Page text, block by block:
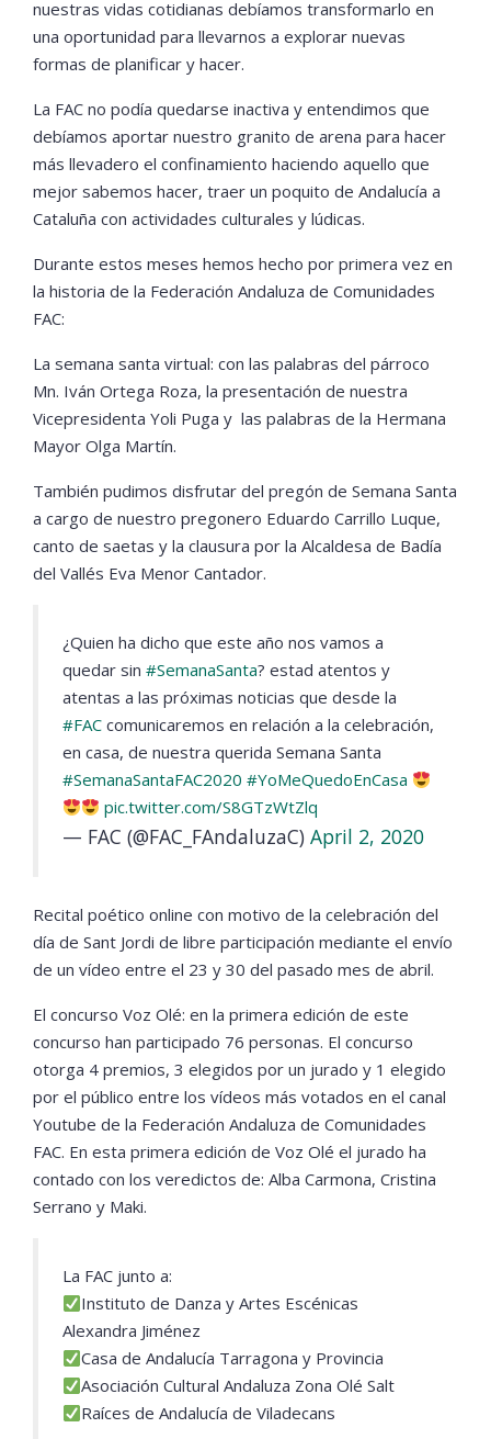
nuestras vidas cotidianas debíamos transformarlo en
una oportunidad para llevarnos a explorar nuevas
formas de planificar y hacer.
La FAC no podía quedarse inactiva y entendimos que
debíamos aportar nuestro granito de arena para hacer
más llevadero el confinamiento haciendo aquello que
mejor sabemos hacer, traer un poquito de Andalucía a
Cataluña con actividades culturales y lúdicas.
Durante estos meses hemos hecho por primera vez en
la historia de la Federación Andaluza de Comunidades
FAC:
La semana santa virtual: con las palabras del párroco
Mn. Iván Ortega Roza, la presentación de nuestra
Vicepresidenta Yoli Puga y las palabras de la Hermana
Mayor Olga Martín.
También pudimos disfrutar del pregón de Semana Santa
a cargo de nuestro pregonero Eduardo Carrillo Luque,
canto de saetas y la clausura por la Alcaldesa de Badía
del Vallés Eva Menor Cantador.
¿Quien ha dicho que este año nos vamos a
quedar sin #SemanaSanta? estad atentos y
atentas a las próximas noticias que desde la
#FAC comunicaremos en relación a la celebración,
en casa, de nuestra querida Semana Santa
#SemanaSantaFAC2020 #YoMeQuedoEnCasa
pic.twitter.com/S8GTzWtZlq
— FAC (@FAC_FAndaluzaC) April 2, 2020
Recital poético online con motivo de la celebración del
día de Sant Jordi de libre participación mediante el envío
de un vídeo entre el 23 y 30 del pasado mes de abril.
El concurso Voz Olé: en la primera edición de este
concurso han participado 76 personas. El concurso
otorga 4 premios, 3 elegidos por un jurado y 1 elegido
por el público entre los vídeos más votados en el canal
Youtube de la Federación Andaluza de Comunidades
FAC. En esta primera edición de Voz Olé el jurado ha
contado con los veredictos de: Alba Carmona, Cristina
Serrano y Maki.
La FAC junto a:
Instituto de Danza y Artes Escénicas
Alexandra Jiménez
Casa de Andalucía Tarragona y Provincia
Asociación Cultural Andaluza Zona Olé Salt
Raíces de Andalucía de Viladecans